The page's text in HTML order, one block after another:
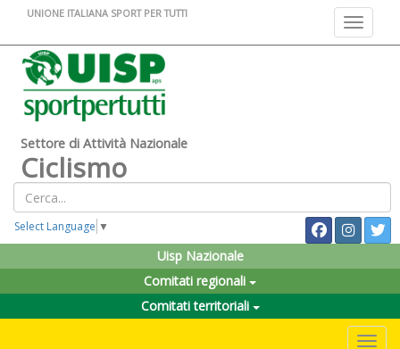
Toggle
UNIONE ITALIANA SPORT PER TUTTI
Settore di Attività Nazionale
Ciclismo
Select Language ▼
Uisp Nazionale
Comitati regionali
Comitati territoriali